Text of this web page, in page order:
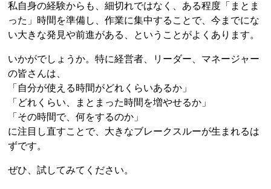
私自身の経験からも、細切れではなく、ある程度「まとま
った」時間を準備し、作業に集中することで、今までにな
い大きな発見や前進がある、ということがよくあります。
いかがでしょうか。特に経営者、リーダー、マネージャー
の皆さんは、
「自分が使える時間がどれくらいあるか」
「どれくらい、まとまった時間を増やせるか」
「その時間で、何をするのか」
に注目し直すことで、大きなブレークスルーが生まれるは
ずです。
ぜひ、試してみてください。